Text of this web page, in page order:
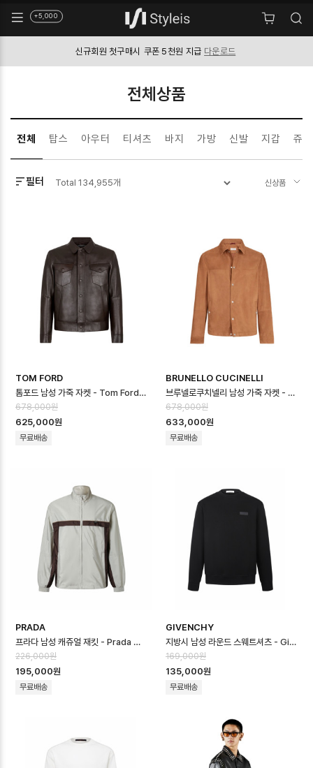
+5,000
신규회원 첫구매시 쿠폰 5천원 지급 다운로드
전체상품
전체 탑스 아우터 티셔츠 바지 가방 신발 지갑 쥬
필터 Total 134,955개
TOM FORD
톰포드 남성 가죽 자켓 - Tom Ford Mens Leather Jacket - toc1…
678,000원
625,000원
무료배송
BRUNELLO CUCINELLI
브루넬로쿠치넬리 남성 가죽 자켓 - Brunello Cucinelli Mens Polo J…
678,000원
633,000원
무료배송
PRADA
프라다 남성 캐쥬얼 재킷 - Prada Mens Casual Jacket - prc1673…
226,000원
195,000원
무료배송
GIVENCHY
지방시 남성 라운드 스웨트셔츠 - Givenchy Mens Round Sweatshirt …
169,000원
135,000원
무료배송